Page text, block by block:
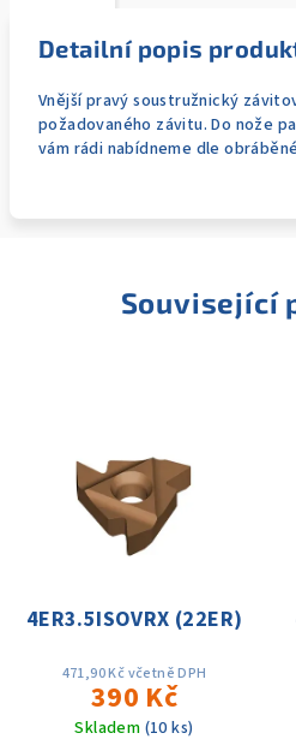
Detailní popis
Vnější pravý soustružnický
požadovaného závitu. Do nože
vám rádi nabídneme dle
Související
4ER3.5ISOVRX (22ER)
471,90 Kč včetně DPH
390 Kč
Skladem (10 ks)